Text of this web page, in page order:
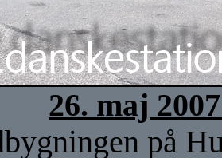
26. maj
på